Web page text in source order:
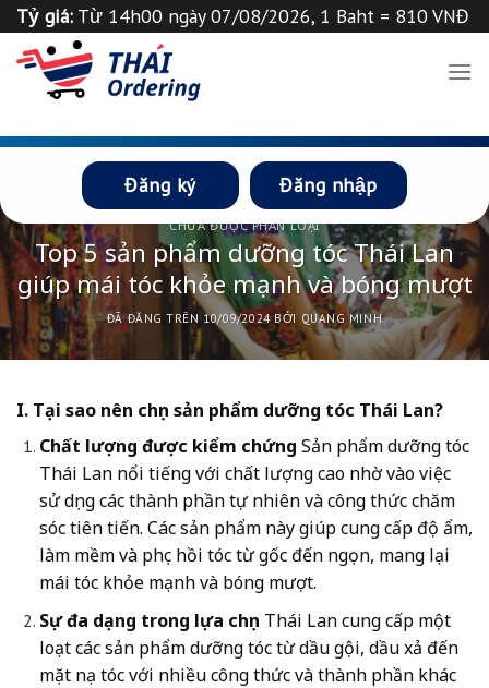
Chuyển
nội
Tỷ giá: Từ 14h00 ngày 07/08/2026, 1 Baht = 810 VNĐ
Tỉ giá 1 ฿=
Đăng ký Đăng nhập
CHƯA ĐƯỢC PHÂN LOẠI
Top 5 sản phẩm dưỡng tóc Thái Lan
giúp mái tóc khỏe mạnh và bóng mượt
ĐÃ ĐĂNG TRÊN 10/09/2024 BỞI QUANG MINH
I. Tại sao nên chọn sản phẩm dưỡng tóc Thái Lan?
Chất lượng được kiểm chứng Sản phẩm dưỡng tóc
Thái Lan nổi tiếng với chất lượng cao nhờ vào việc
sử dụng các thành phần tự nhiên và công thức chăm
sóc tiên tiến. Các sản phẩm này giúp cung cấp độ ẩm,
làm mềm và phục hồi tóc từ gốc đến ngọn, mang lại
mái tóc khỏe mạnh và bóng mượt.
Sự đa dạng trong lựa chọn Thái Lan cung cấp một
loạt các sản phẩm dưỡng tóc từ dầu gội, dầu xả đến
mặt nạ tóc với nhiều công thức và thành phần khác